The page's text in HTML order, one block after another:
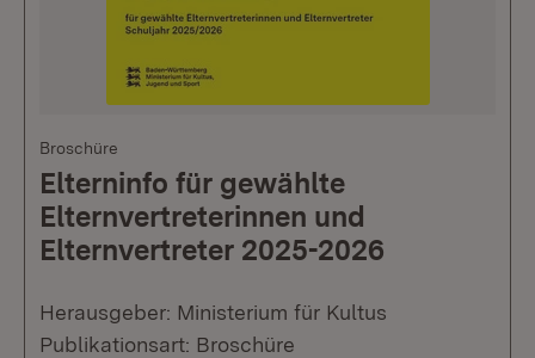
Broschüre
Elterninfo für gewählte
Elternvertreterinnen und
Elternvertreter 2025-2026
Herausgeber: Ministerium für Kultus
Publikationsart: Broschüre